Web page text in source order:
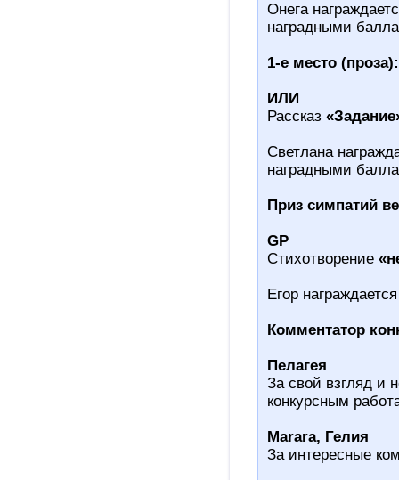
Онега
наградными
1-е место (проза):
ИЛИ
Рассказ
Светлана
наградными
Приз симпатий
GP
Стихотворение
Егор
Комментатор
Пелагея
За свой взгляд и
конкурсным
Marara, Гелия
За интересные